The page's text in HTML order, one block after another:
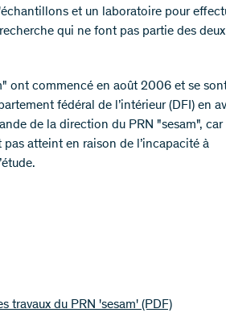
et un laboratoire pour
qui ne font pas partie des deux
ont commencé en août 2006 et se
fédéral de l’intérieur (DFI) en
de la direction du PRN "sesam", car
atteint en raison de l’incapacité à
travaux du PRN 'sesam' (PDF)